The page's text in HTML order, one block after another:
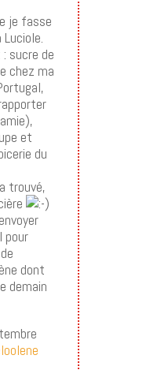
je fasse
sucre de
chez ma
et
du
trouvé,
pour
dont
demain